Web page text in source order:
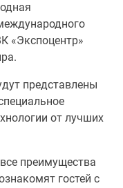
«Экспоцентр»
представлены
от лучших
преимущества
гостей с